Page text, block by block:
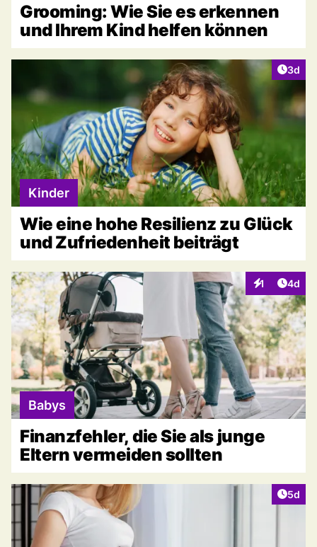
Grooming: Wie Sie es erkennen
und Ihrem Kind helfen können
3d
Kinder
Wie eine hohe Resilienz zu Glück
und Zufriedenheit beiträgt
1
Interaktionen
4d
Babys
Finanzfehler, die Sie als junge
Eltern vermeiden sollten
5d